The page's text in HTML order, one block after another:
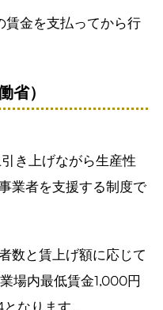
賃金を支払ってから行
省）
き上げながら生産性
業者を支援する制度で
数と賃上げ額に応じて
場内最低賃金1,000円
なります。